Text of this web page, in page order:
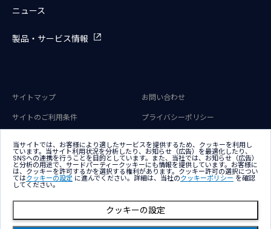
ニュース
製品・サービス情報
サイトマップ
お問い合わせ
サイトのご利用条件
プライバシーポリシー
クッキー（Cookie）プリファレン
ス
当サイトでは、お客様により適したサービスを提供するため、クッキーを利用し
ています。当サイト利用状況を分析したり、お知らせ（広告）を最適化したり、
SNSへの連携を行うことを目的としています。また、当社では、お知らせ（広告）
と分析の用途で、サードパーティークッキーにも情報を提供しています。お客様に
は、クッキーを許可するかを選択する権利があります。クッキー許可の選択につい
てはクッキーの設定 に進んでください。詳細は、当社のクッキーポリシー を確認
してください。
クッキーの設定